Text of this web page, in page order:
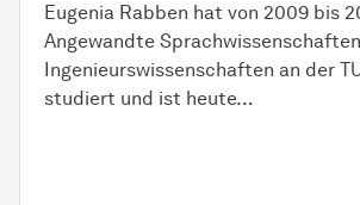
Eugenia Rabben hat von 2009 bis
Angewandte
Ingenieurswissenschaften an der
studiert und ist heute…